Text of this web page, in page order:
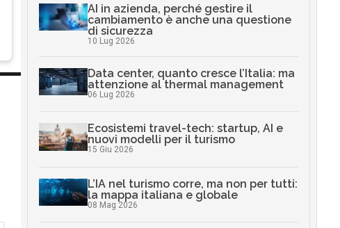
AI in azienda, perché gestire il
cambiamento è anche una questione
di sicurezza
10 Lug 2026
Data center, quanto cresce l’Italia: ma
attenzione al thermal management
06 Lug 2026
Ecosistemi travel-tech: startup, AI e
nuovi modelli per il turismo
15 Giu 2026
L’IA nel turismo corre, ma non per tutti:
la mappa italiana e globale
08 Mag 2026